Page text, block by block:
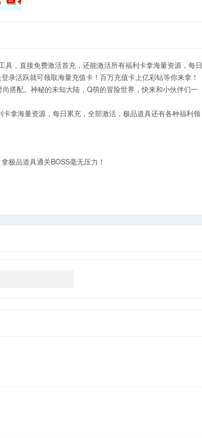
，直接免费激活首充，还能激活所有福利卡拿海量资源，每日
录活跃就可领取海量充值卡！百万充值卡上亿彩钻等你来拿！
搭配。神秘的未知大陆，Q萌的冒险世界，快来和小伙伴们一
拿海量资源，每日累充，全部激活，极品道具还有各种福利领
极品道具通关BOSS毫无压力！